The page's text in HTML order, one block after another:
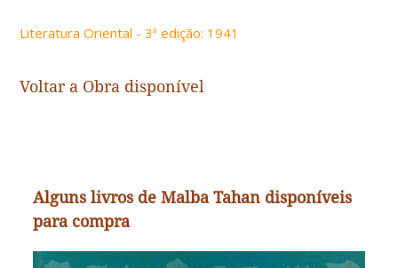
Literatura Oriental - 3ª edição: 1941
Voltar a Obra disponível
Alguns livros de Malba Tahan disponíveis
para compra